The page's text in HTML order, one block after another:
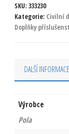
SKU: 333230
Kategorie: Civilní
Doplňky
DALŠÍ INFORMACE
Výrobce
Pola